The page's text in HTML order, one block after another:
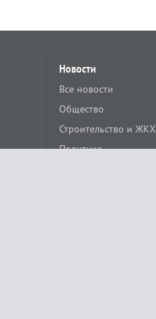
Новости
Все новости
Общество
Строительство и ЖКХ
Политика